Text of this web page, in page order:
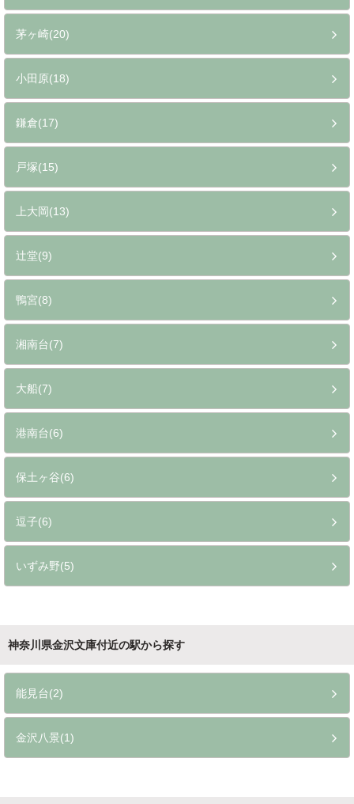
茅ヶ崎(20)
小田原(18)
鎌倉(17)
戸塚(15)
上大岡(13)
辻堂(9)
鴨宮(8)
湘南台(7)
大船(7)
港南台(6)
保土ヶ谷(6)
逗子(6)
いずみ野(5)
神奈川県金沢文庫付近の駅から探す
能見台(2)
金沢八景(1)